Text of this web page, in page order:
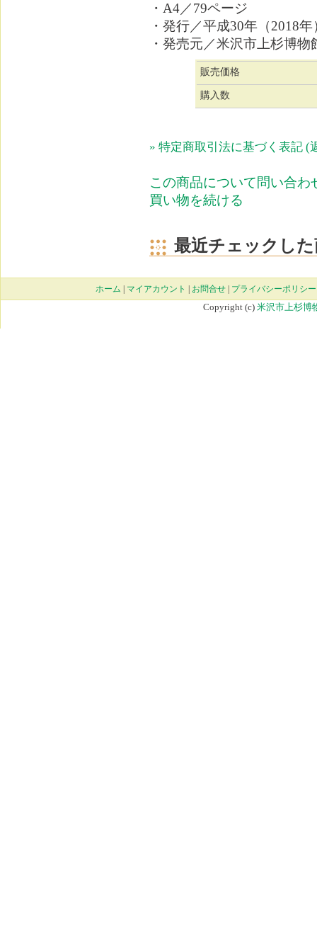
・A4／79ページ
・発行／平成30年（2018
・発売元／米沢市上杉博物
販売価格
購入数
» 特定商取引法に基づく表記 (
この商品について問い合わ
買い物を続ける
最近チェックし
ホーム マイアカウント お問合せ プライバシーポリシー
Copyright (c) 米沢市上杉博